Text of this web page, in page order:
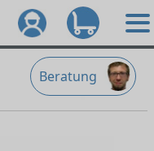
Beratung